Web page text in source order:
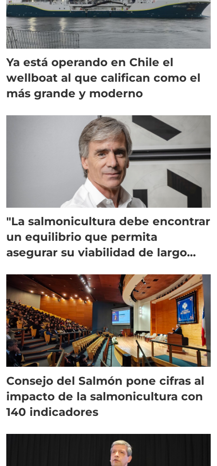
Ya está operando en Chile el
wellboat al que califican como el
más grande y moderno
"La salmonicultura debe encontrar
un equilibrio que permita
asegurar su viabilidad de largo
Consejo del Salmón pone cifras al
impacto de la salmonicultura con
140 indicadores